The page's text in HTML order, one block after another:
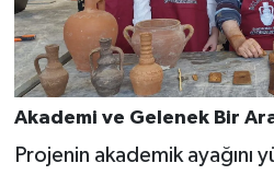
Akademi ve Gelenek Bir
Projenin akademik ayağını